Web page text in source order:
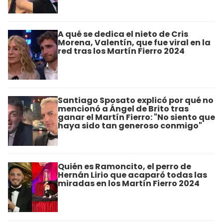
A qué se dedica el nieto de Cris
Morena, Valentín, que fue viral en la
red tras los Martín Fierro 2024
Santiago Sposato explicó por qué no
mencionó a Ángel de Brito tras
ganar el Martín Fierro: "No siento que
haya sido tan generoso conmigo"
Quién es Ramoncito, el perro de
Hernán Lirio que acaparó todas las
miradas en los Martín Fierro 2024